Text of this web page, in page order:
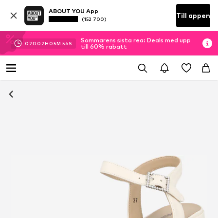
ABOUT YOU App
(152 700) Till appen
02D 02H 05M 55S
Sommarens sista rea: Deals med upp
till 60% rabatt